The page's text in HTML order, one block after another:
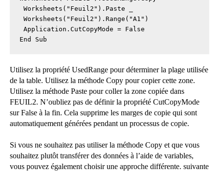
Worksheets("Feuil2").Paste _
Worksheets("Feuil2").Range("A1")
Application.CutCopyMode = False
End Sub
Utilisez la propriété UsedRange pour déterminer la plage utilisée
de la table. Utilisez la méthode Copy pour copier cette zone.
Utilisez la méthode Paste pour coller la zone copiée dans
FEUIL2. N’oubliez pas de définir la propriété CutCopyMode
sur False à la fin. Cela supprime les marges de copie qui sont
automatiquement générées pendant un processus de copie.
Si vous ne souhaitez pas utiliser la méthode Copy et que vous
souhaitez plutôt transférer des données à l’aide de variables,
vous pouvez également choisir une approche différente. suivante